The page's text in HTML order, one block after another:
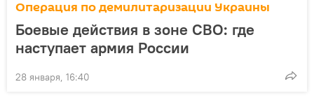
Операция по демилитаризации Украины
Боевые действия в зоне СВО: где
наступает армия России
28 января, 16:40